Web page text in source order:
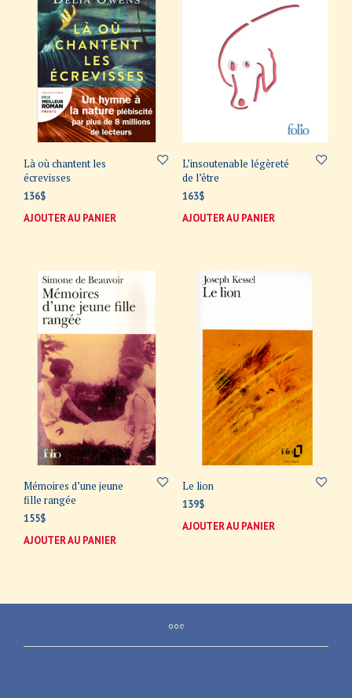
Là où chantent les
écrevisses
136$
AJOUTER AU PANIER
L’insoutenable légèreté
de l’être
163$
AJOUTER AU PANIER
Mémoires d’une jeune
fille rangée
155$
AJOUTER AU PANIER
Le lion
139$
AJOUTER AU PANIER